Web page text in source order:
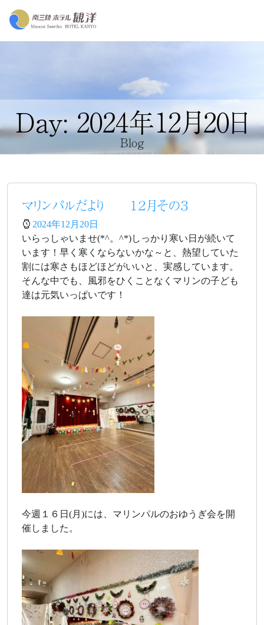
Day: 2024年12月20日
Blog
マリンパルだより １２月その３
2024年12月20日
いらっしゃいませ(*^。^*)しっかり寒い日が続いて
います！早く寒くならないかな～と、熱望していた
割には寒さもほどほどがいいと、実感しています。
そんな中でも、風邪をひくことなくマリンの子ども
達は元気いっぱいです！
今週１６日(月)には、マリンパルのおゆうぎ会を開
催しました。